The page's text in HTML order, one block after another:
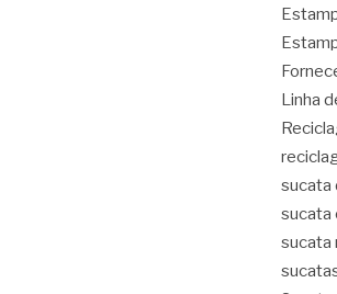
Linha
sucata
sucata
sucata